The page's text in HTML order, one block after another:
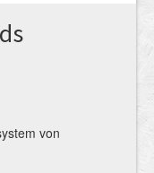
von